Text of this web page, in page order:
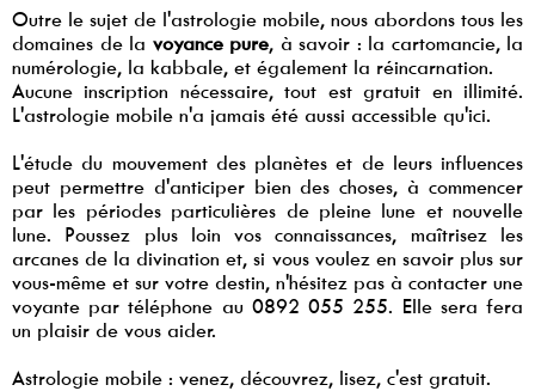
Outre le sujet de l'astrologie mobile, nous abordons tous les
domaines de la voyance pure, à savoir : la cartomancie, la
numérologie, la kabbale, et également la réincarnation.
Aucune inscription nécessaire, tout est gratuit en illimité.
L'astrologie mobile n'a jamais été aussi accessible qu'ici.
L'étude du mouvement des planètes et de leurs influences
peut permettre d'anticiper bien des choses, à commencer
par les périodes particulières de pleine lune et nouvelle
lune. Poussez plus loin vos connaissances, maîtrisez les
arcanes de la divination et, si vous voulez en savoir plus sur
vous-même et sur votre destin, n'hésitez pas à contacter une
voyante par téléphone au 0892 055 255. Elle sera fera
un plaisir de vous aider.
Astrologie mobile : venez, découvrez, lisez, c'est gratuit.